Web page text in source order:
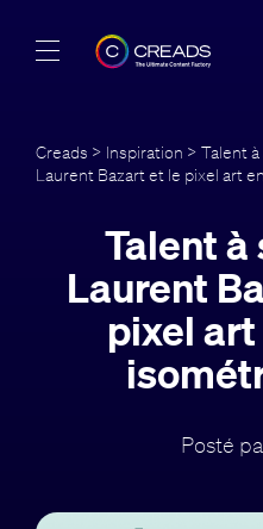
Offres
Guide
Creads > Inspiration > Talent
Laurent Bazart et le pixel art
Talent à
Laurent
pixel art
Posté